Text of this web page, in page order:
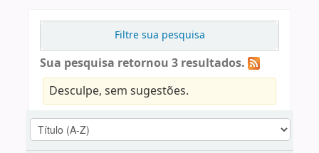
Filtre sua pesquisa
Sua pesquisa retornou 3 resultados.
Desculpe, sem sugestões.